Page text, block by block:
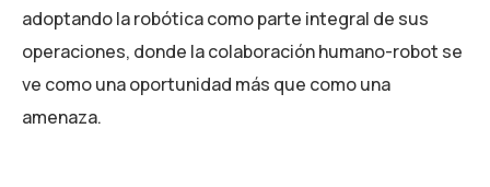
adoptando la robótica como parte integral de sus
operaciones, donde la colaboración humano-robot se
ve como una oportunidad más que como una
amenaza.